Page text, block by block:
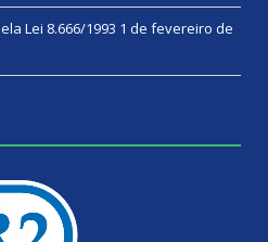
Lei 8.666/1993 1 de fevereiro de